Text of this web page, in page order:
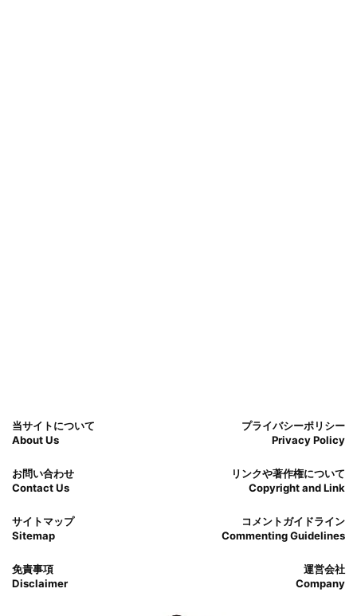
当サイトについて
About Us
プライバシーポリシー
Privacy Policy
お問い合わせ
Contact Us
リンクや著作権について
Copyright and Link
サイトマップ
Sitemap
コメントガイドライン
Commenting Guidelines
免責事項
Disclaimer
運営会社
Company